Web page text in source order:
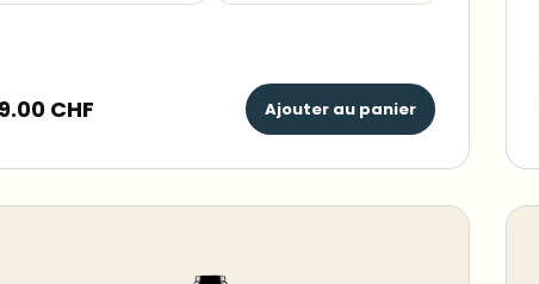
CHF Ajouter au panier